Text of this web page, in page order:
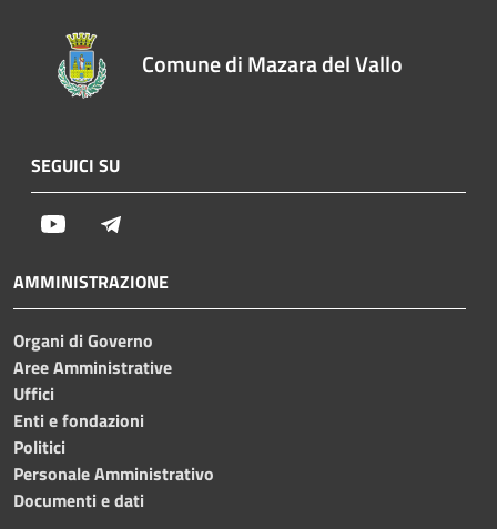
Comune di Mazara del Vallo
SEGUICI SU
Youtube
AMMINISTRAZIONE
Organi di Governo
Aree Amministrative
Uffici
Enti e fondazioni
Politici
Personale Amministrativo
Documenti e dati